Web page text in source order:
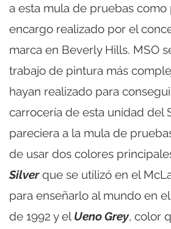
a esta mula de pruebas como
encargo realizado por el
marca en Beverly Hills. MSO
trabajo de pintura más
hayan realizado para
carrocería de esta unidad del
pareciera a la mula de
de usar dos colores
Silverque se utilizó en el
para enseñarlo al mundo en
de 1992 y el Ueno Grey, color